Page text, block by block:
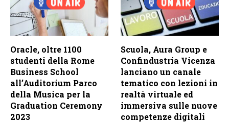
Oracle, oltre 1100
studenti della Rome
Business School
all’Auditorium Parco
della Musica per la
Graduation Ceremony
2023
Scuola, Aura Group e
Confindustria Vicenza
lanciano un canale
tematico con lezioni in
realtà virtuale ed
immersiva sulle nuove
competenze digitali